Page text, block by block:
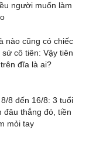
người muốn làm
nào cũng có chiếc
sứ cô tiên: Vậy tiên
đĩa là ai?
8 đến 16/8: 3 tuổi
đâu thắng đó, tiền
mỏi tay